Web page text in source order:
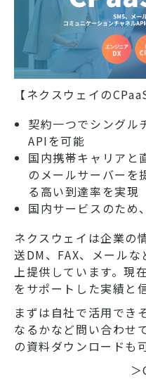
【ネクスウェイの
契約一つでシングル
APIを可能
国内携帯キャリアと
のメールサーバーを
る高い到達率を実現
国内サービスのため
ネクスウェイは企業の
送DM、FAX、メール
上提供しています。現
をサポートした実績と
まずは自社で活用でき
なるかなど問い合わせ
の資料ダウンロードも